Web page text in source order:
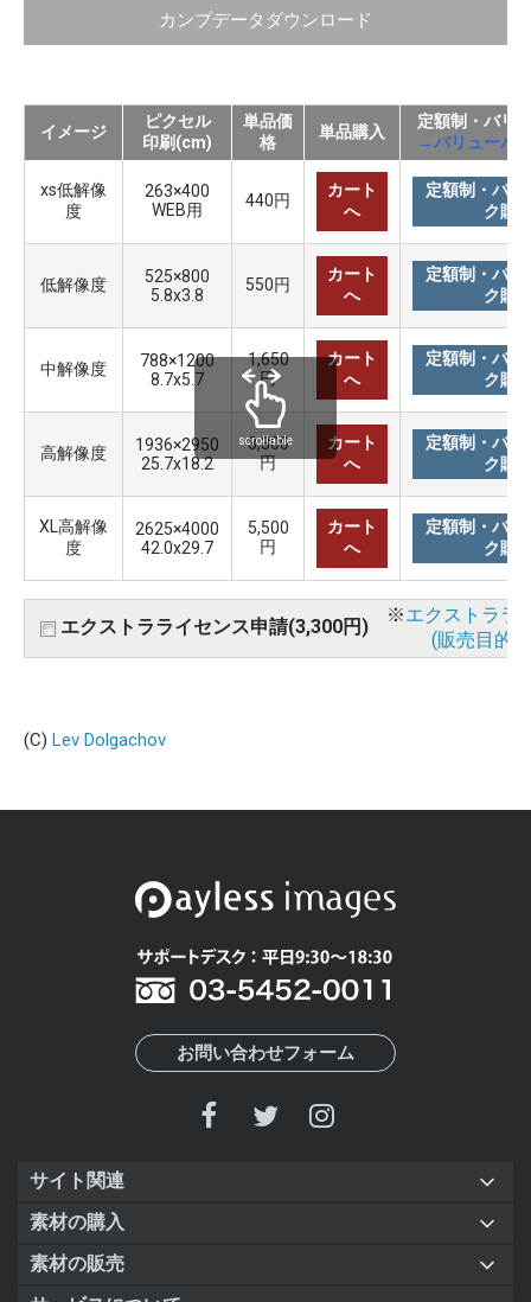
カンプデータダウンロード
イメージ
ピクセル
印刷(cm)
単品価
格
単品購入
定額制・バリ
→バリューパ
xs低解像
度
263×400
WEB用
440円
カート
へ
定額制・バリ
ク購
低解像度
525×800
5.8x3.8
550円
カート
へ
定額制・バリ
ク購
中解像度
788×1200
8.7x5.7
1,650
円
カート
へ
定額制・バリ
ク購
高解像度
1936×2950
25.7x18.2
3,300
円
カート
へ
定額制・バリ
ク購
XL高解像
度
2625×4000
42.0x29.7
5,500
円
カート
へ
定額制・バリ
ク購
エクストラライセンス申請(3,300円)
※エクストララ
(販売目的
scrollable
(C) Lev Dolgachov
お問い合わせフォーム
サイト関連
素材の購入
素材の販売